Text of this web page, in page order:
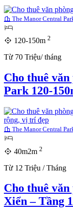
The Manor Central
120-150m 2
Từ 70 Triệu/ tháng
Cho thuê
Park 120-
The Manor Central
40m2m 2
Từ 12 Triệu / Tháng
Cho thuê
Xiển – Tầng